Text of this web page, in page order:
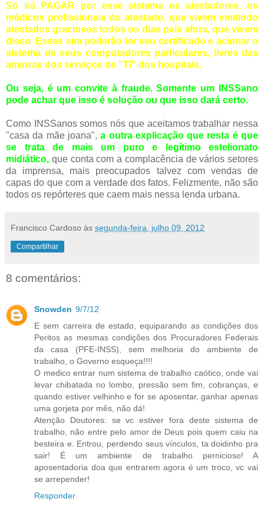
Só irá PAGAR por esse sistema os atestadores, os
médicos profissionais do atestado, que vivem emitindo
atestados graciosos todos os dias país afora, que vivem
disso. Esses sim poderão ter seu certificado e acionar o
sistema de seus computadores particulares, livres das
amarras dos serviços de "TI" dos hospitais.
Ou seja, é um convite à fraude. Somente um INSSano
pode achar que isso é solução ou que isso dará certo.
Como INSSanos somos nós que aceitamos trabalhar nessa
"casa da mãe joana", a outra explicação que resta é que
se trata de mais um puro e legítimo estelionato
midiático, que conta com a complacência de vários setores
da imprensa, mais preocupados talvez com vendas de
capas do que com a verdade dos fatos. Felizmente, não são
todos os repórteres que caem mais nessa lenda urbana.
Francisco Cardoso às segunda-feira, julho 09, 2012
Compartilhar
8 comentários:
Snowden 9/7/12
E sem carreira de estado, equiparando as condições dos
Peritos as mesmas condições dos Procuradores Federais
da casa (PFE-INSS), sem melhoria do ambiente de
trabalho, o Governo esqueça!!!!
O medico entrar num sistema de trabalho caótico, onde vai
levar chibatada no lombo, pressão sem fim, cobranças, e
quando estiver velhinho e for se aposentar, ganhar apenas
uma gorjeta por mês, não dá!
Atenção Doutores: se vc estiver fora deste sistema de
trabalho, não entre pelo amor de Deus pois quem caiu na
besteira e. Entrou, perdendo seus vínculos, ta doidinho pra
sair! É um ambiente de trabalho pernicioso! A
aposentadoria doa que entrarem agora é um troco, vc vai
se arrepender!
Responder